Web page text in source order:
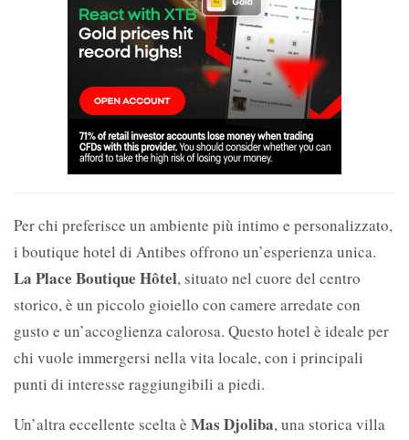
Per chi preferisce un ambiente più intimo e personalizzato,
i boutique hotel di Antibes offrono un’esperienza unica.
La Place Boutique Hôtel, situato nel cuore del centro
storico, è un piccolo gioiello con camere arredate con
gusto e un’accoglienza calorosa. Questo hotel è ideale per
chi vuole immergersi nella vita locale, con i principali
punti di interesse raggiungibili a piedi.
Un’altra eccellente scelta è Mas Djoliba, una storica villa